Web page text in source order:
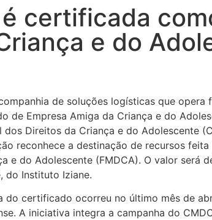
certificada
e do
de soluções logísticas que
de Empresa Amiga da Criança e do
dos Direitos da Criança e do Adolescente
reconhece a destinação de recursos
e do Adolescente (FMDCA). O valor será
do Instituto Iziane.
do certificado ocorreu no último mês de
A iniciativa integra a campanha do